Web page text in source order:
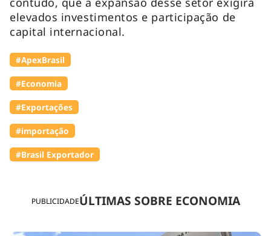
PUBLICIDADEÚLTIMAS SOBRE ECONOMIA
elevados investimentos e participação de
capital internacional.
#ApexBrasil
#Economia
#Exportações
#importação
#Brasil Exportador